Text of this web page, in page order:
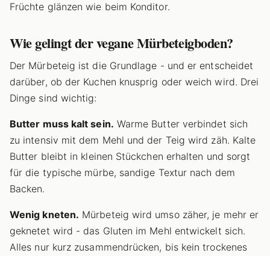
Früchte glänzen wie beim Konditor.
Wie gelingt der vegane Mürbeteigboden?
Der Mürbeteig ist die Grundlage - und er entscheidet
darüber, ob der Kuchen knusprig oder weich wird. Drei
Dinge sind wichtig:
Butter muss kalt sein. Warme Butter verbindet sich
zu intensiv mit dem Mehl und der Teig wird zäh. Kalte
Butter bleibt in kleinen Stückchen erhalten und sorgt
für die typische mürbe, sandige Textur nach dem
Backen.
Wenig kneten. Mürbeteig wird umso zäher, je mehr er
geknetet wird - das Gluten im Mehl entwickelt sich.
Alles nur kurz zusammendrücken, bis kein trockenes